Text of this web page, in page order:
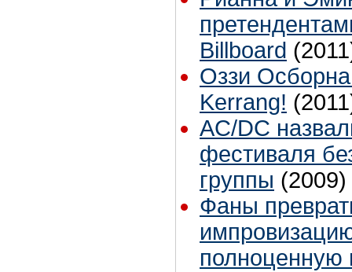
Billboard
Оззи
Kerrang!
AC/DC
фестиваля
группы (2009)
Фаны
полноценную